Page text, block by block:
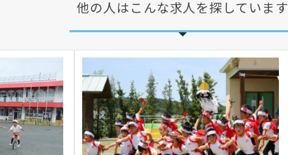
他の人はこんな求人を探しています